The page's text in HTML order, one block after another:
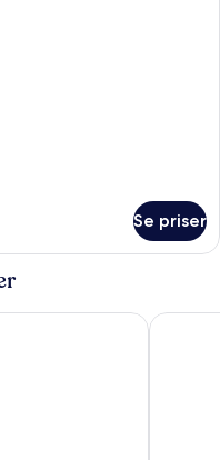
Se priser
- All Inclusive